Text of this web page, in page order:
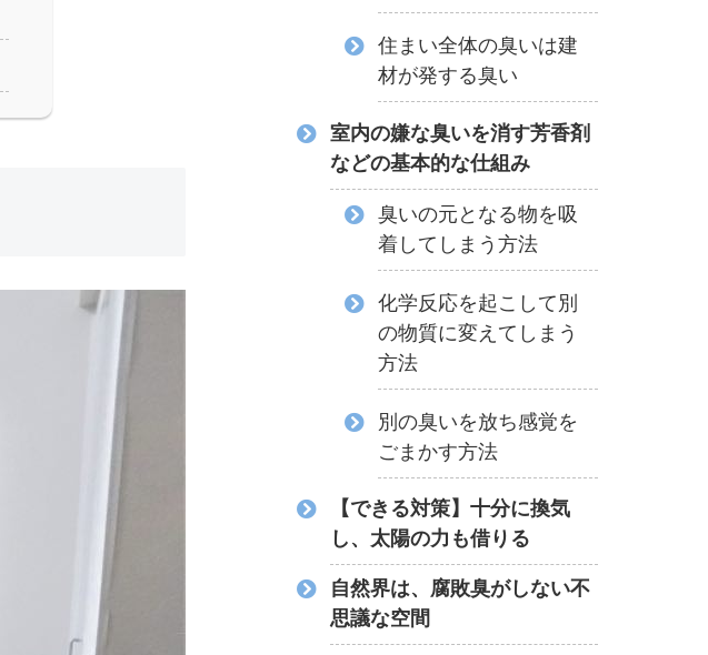
住まい全体の臭いは建
材が発する臭い
室内の嫌な臭いを消す芳香剤
などの基本的な仕組み
臭いの元となる物を吸
着してしまう方法
化学反応を起こして別
の物質に変えてしまう
方法
別の臭いを放ち感覚を
ごまかす方法
【できる対策】十分に換気
し、太陽の力も借りる
自然界は、腐敗臭がしない不
思議な空間